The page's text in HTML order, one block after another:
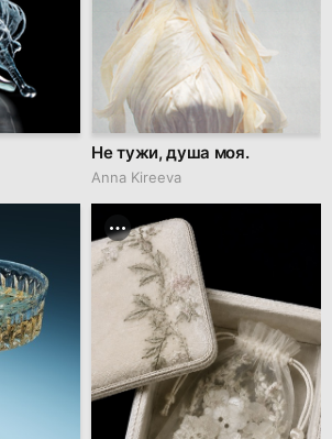
Не тужи, душа моя.
Anna Kireeva